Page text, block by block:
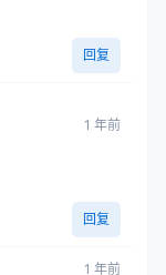
回复
1 年前
回复
1 年前